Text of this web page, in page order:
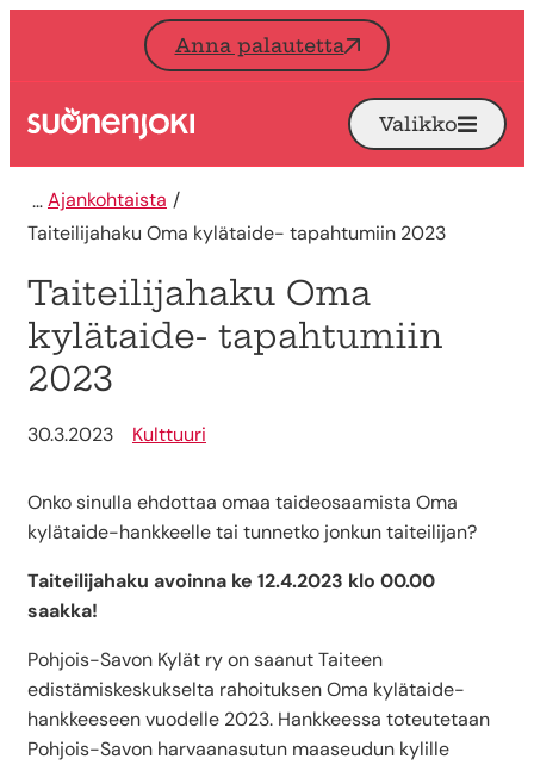
Siirry sisältöön
Anna palautetta
Etusivu Avaa
Valikko
Ajankohtaista
Taiteilijahaku Oma kylätaide- tapahtumiin 2023
Taiteilijahaku Oma
kylätaide- tapahtumiin
2023
30.3.2023 Kulttuuri
Onko sinulla ehdottaa omaa taideosaamista Oma
kylätaide-hankkeelle tai tunnetko jonkun taiteilijan?
Taiteilijahaku avoinna ke 12.4.2023 klo 00.00
saakka!
Pohjois-Savon Kylät ry on saanut Taiteen
edistämiskeskukselta rahoituksen Oma kylätaide-
hankkeeseen vuodelle 2023. Hankkeessa toteutetaan
Pohjois-Savon harvaanasutun maaseudun kylille